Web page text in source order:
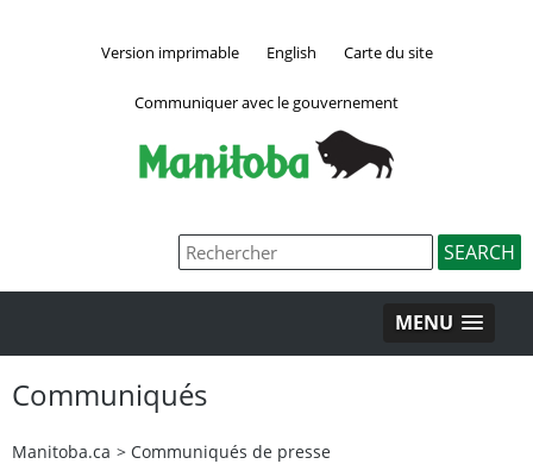
Version imprimable English Carte du site
Communiquer avec le gouvernement
MENU
Communiqués
Manitoba.ca > Communiqués de presse